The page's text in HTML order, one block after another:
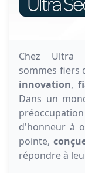
Chez Ultra
sommes fiers
innovation,
Dans un
d'honneur à
pointe,
répondre à